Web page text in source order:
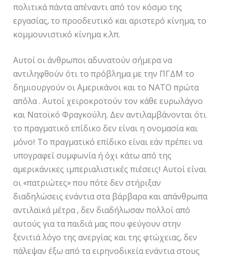
πολιτικά πάντα απέναντι από τον κόσμο της
εργασίας, το προοδευτικό και αριστερό κίνημα, το
κομμουνιστικό κίνημα κ.λπ.
Αυτοί οι άνθρωποι αδυνατούν σήμερα να
αντιληφθούν ότι το πρόβλημα με την ΠΓΔΜ το
δημιουργούν οι Αμερικάνοι και το ΝΑΤΟ πρώτα
απ΄όλα . Αυτοί χειροκροτούν τον κάθε ευρωλάγνο
και Νατοϊκό Φραγκούλη. Δεν αντιλαμβάνονται ότι
το πραγματικό επίδικο δεν είναι η ονομασία και
μόνο! Το πραγματικό επίδικο είναι εάν πρέπει να
υπογραφεί συμφωνία ή όχι κάτω από της
αμερικάνικες ιμπεριαλιστικές πιέσεις! Αυτοί είναι
οι «πατριώτες» που πότε δεν στήριξαν
διαδηλώσεις ενάντια στα βάρβαρα και απάνθρωπα
αντιλαϊκά μέτρα , δεν διαδήλωσαν πολλοί από
αυτούς για τα παιδιά μας που φεύγουν στην
ξενιτιά λόγο της ανεργίας και της φτώχειας, δεν
πάλεψαν έξω από τα ειρηνοδικεία ενάντια στους